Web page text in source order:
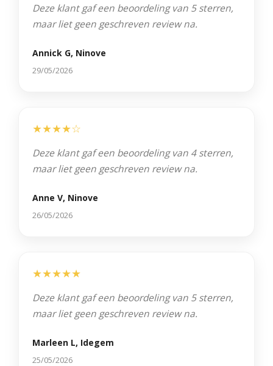
Deze klant gaf een beoordeling van 5 sterren,
maar liet geen geschreven review na.
Annick G, Ninove
29/05/2026
★★★★☆
Deze klant gaf een beoordeling van 4 sterren,
maar liet geen geschreven review na.
Anne V, Ninove
26/05/2026
★★★★★
Deze klant gaf een beoordeling van 5 sterren,
maar liet geen geschreven review na.
Marleen L, Idegem
25/05/2026